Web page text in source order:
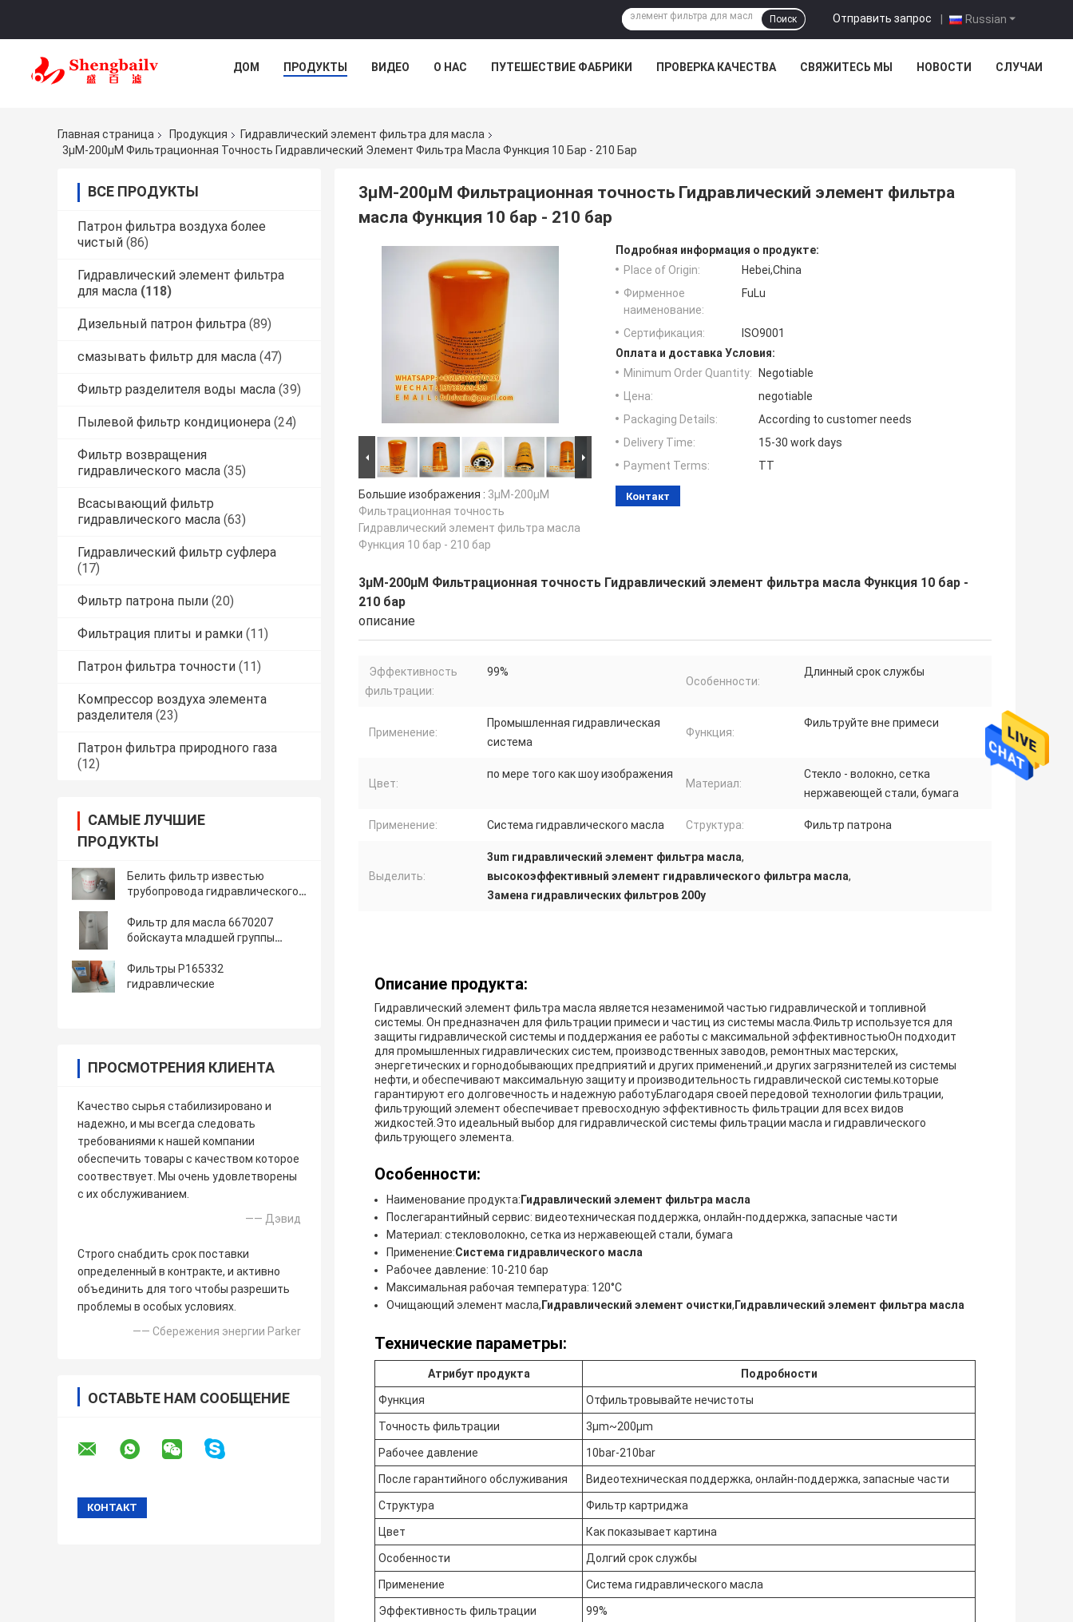
Russian
Отправить запрос |
Поиск
ДОМ ПРОДУКТЫ ВИДЕО О НАС ПУТЕШЕСТВИЕ ФАБРИКИ ПРОВЕРКА КАЧЕСТВА СВЯЖИТЕСЬ МЫ НОВОСТИ СЛУЧАИ
Главная страница Продукция
Гидравлический элемент фильтра для масла
3μM-200μM Фильтрационная Точность Гидравлический Элемент Фильтра Масла Функция 10 Бар - 210 Бар
ВСЕ ПРОДУКТЫ
Патрон фильтра воздуха более
чистый (86)
Гидравлический элемент фильтра
для масла (118)
Дизельный патрон фильтра (89)
смазывать фильтр для масла (47)
Фильтр разделителя воды масла (39)
Пылевой фильтр кондиционера (24)
Фильтр возвращения
гидравлического масла (35)
Всасывающий фильтр
гидравлического масла (63)
Гидравлический фильтр суфлера
(17)
Фильтр патрона пыли (20)
Фильтрация плиты и рамки (11)
Патрон фильтра точности (11)
Компрессор воздуха элемента
разделителя (23)
Патрон фильтра природного газа
(12)
САМЫЕ ЛУЧШИЕ
ПРОДУКТЫ
Белить фильтр известью
трубопровода гидравлического
Фильтр для масла 6670207
бойскаута младшей группы
гидравлический
Фильтры P165332
гидравлические
ПРОСМОТРЕНИЯ КЛИЕНТА
Качество сырья стабилизировано и
надежно, и мы всегда следовать
требованиями к нашей компании
обеспечить товары с качеством которое
соотвествует. Мы очень удовлетворены
с их обслуживанием.
—— Дэвид
Строго снабдить срок поставки
определенный в контракте, и активно
объединить для того чтобы разрешить
проблемы в особых условиях.
—— Сбережения энергии Parker
ОСТАВЬТЕ НАМ СООБЩЕНИЕ
3μM-200μM Фильтрационная точность Гидравлический элемент фильтра
масла Функция 10 бар - 210 бар
Большие изображения : 3μM-200μM
Фильтрационная точность
Гидравлический элемент фильтра масла
Функция 10 бар - 210 бар
Подробная информация о продукте:
Place of Origin:
Hebei,China
Фирменное
наименование:
FuLu
Сертификация:
ISO9001
Оплата и доставка Условия:
Minimum Order Quantity: Negotiable
Цена:
negotiable
Packaging Details:
According to customer needs
Delivery Time:
15-30 work days
Payment Terms:
TT
Контакт
3μM-200μM Фильтрационная точность Гидравлический элемент фильтра масла Функция 10 бар -
210 бар
описание
Эффективность
фильтрации:
99%
Особенности:
Длинный срок службы
Применение:
Промышленная гидравлическая
система
Функция:
Фильтруйте вне примеси
Цвет:
по мере того как шоу изображения
Материал:
Стекло - волокно, сетка
нержавеющей стали, бумага
Применение: Система гидравлического масла Структура: Фильтр патрона
Выделить:
3um гидравлический элемент фильтра масла,
высокоэффективный элемент гидравлического фильтра масла,
Замена гидравлических фильтров 200у
Описание продукта:
Гидравлический элемент фильтра масла является незаменимой частью гидравлической и топливной
системы. Он предназначен для фильтрации примеси и частиц из системы масла.Фильтр используется для
защиты гидравлической системы и поддержания ее работы с максимальной эффективностьюОн подходит
для промышленных гидравлических систем, производственных заводов, ремонтных мастерских,
энергетических и горнодобывающих предприятий и других применений.,и других загрязнителей из системы
нефти, и обеспечивают максимальную защиту и производительность гидравлической системы.которые
гарантируют его долговечность и надежную работуБлагодаря своей передовой технологии фильтрации,
фильтрующий элемент обеспечивает превосходную эффективность фильтрации для всех видов
жидкостей.Это идеальный выбор для гидравлической системы фильтрации масла и гидравлического
фильтрующего элемента.
Особенности:
Наименование продукта:Гидравлический элемент фильтра масла
Послегарантийный сервис: видеотехническая поддержка, онлайн-поддержка, запасные части
Материал: стекловолокно, сетка из нержавеющей стали, бумага
Применение:Система гидравлического масла
Рабочее давление: 10-210 бар
Максимальная рабочая температура: 120°C
Очищающий элемент масла,Гидравлический элемент очистки,Гидравлический элемент фильтра масла
Технические параметры:
Атрибут продукта Подробности
Функция Отфильтровывайте нечистоты
Точность фильтрации 3μm~200μm
Рабочее давление 10bar-210bar
После гарантийного обслуживания Видеотехническая поддержка, онлайн-поддержка, запасные части
Структура Фильтр картриджа
Цвет Как показывает картина
Особенности Долгий срок службы
Применение Система гидравлического масла
Эффективность фильтрации 99%